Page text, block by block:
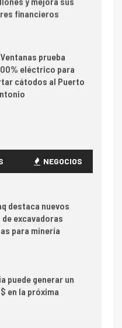
producción de
a 2 millones de
Ebitda de US$
y mejora sus
eléctrico para
cátodos al Puerto
minera en mayo de
impacta el
regional: Banco
NEGOCIOS
destaca nuevos
excavadoras
para minería
puede generar un
en la próxima